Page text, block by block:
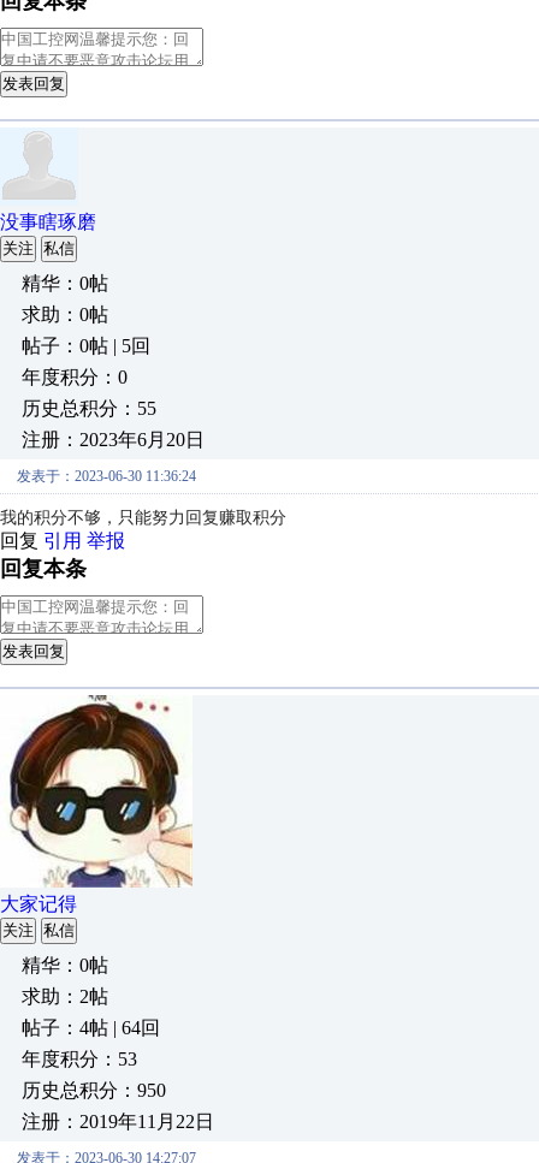
发表回复
没事瞎琢磨
关注 私信
精华：0帖
求助：0帖
帖子：0帖 | 5回
年度积分：0
历史总积分：55
注册：2023年6月20日
发表于：2023-06-30 11:36:24
我的积分不够，只能努力回复赚取积分
回复 引用 举报
回复本条
发表回复
大家记得
关注 私信
精华：0帖
求助：2帖
帖子：4帖 | 64回
年度积分：53
历史总积分：950
注册：2019年11月22日
发表于：2023-06-30 14:27:07